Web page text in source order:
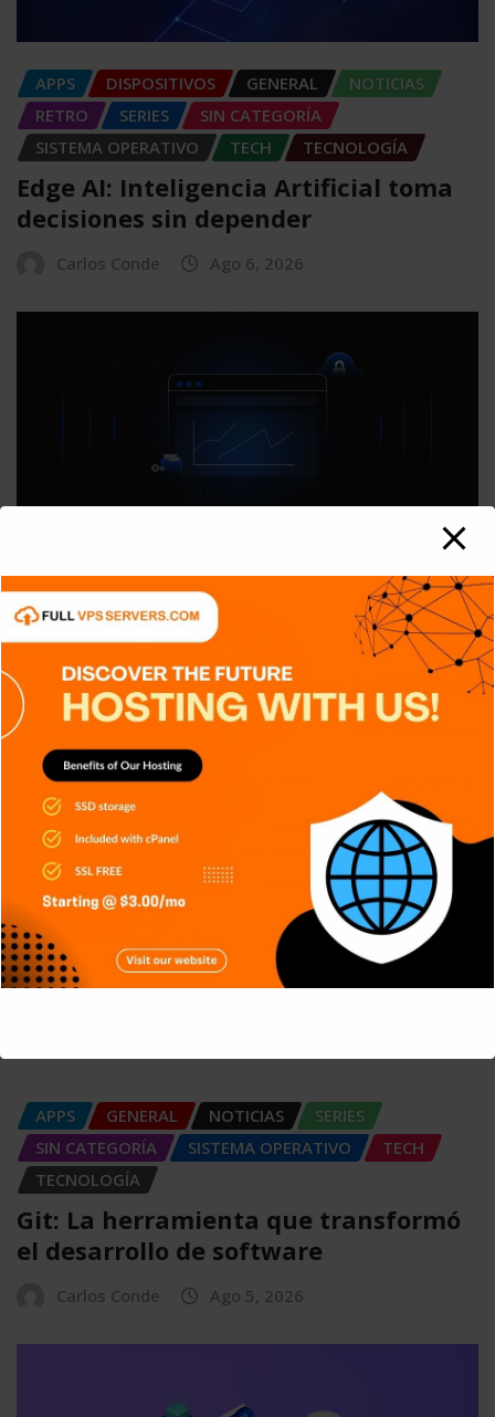
APPS DISPOSITIVOS GENERAL
NOTICIAS
RETRO
SERIES
SIN CATEGORÍA
SISTEMA OPERATIVO
TECH TECNOLOGÍA
Edge AI: Inteligencia Artificial toma
decisiones sin depender
Carlos Conde Ago 6, 2026
NOTICIAS
SERIES
SERVICIOS DE TRANSMISIÓN
SIN CATEGORÍA
TECH TECNOLOGÍA
Criptografía de Curva Elíptica (ECC):
Más seguridad
Carlos Conde
APPS GENERAL NOTICIAS
SERIES
SIN CATEGORÍA
SISTEMA OPERATIVO
TECH
TECNOLOGÍA
Git: La herramienta que transformó
el desarrollo de software
Carlos Conde Ago 5, 2026